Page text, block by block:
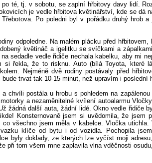
té, tj. v sobotu, se zaplní hřbitovy davy lidí.
je vedle hřbitova květinářství, kde se dá
Po poledni byl v pořádku druhý hrob
odpoledne. Na malém plácku před hřbitovem,
květináč a igelitku se svíčkami a
sedadle vedle řidiče nechala kabelku, aby mi
řekla, že to risknu. Auto (bílá Toyota, které
Nejméně dvě rodiny postávaly před
trvat tak 10-15 minut, než upravím i poslední
chvíli postála u hrobu s pohledem na
a nezaměnitelné kvílení autoalarmu
žádná další auta, žádní lidé. Okno vedle řidiče
Konsternovaně jsem si uvědomila, že jsem
co všechno jsem měla v kabelce. Vločka
klíče od bytu i od vozidla. Pochopila
byly doklady, ze kterých lze vyčíst moji
při tom všem mne zaplavila vlna vděčnosti